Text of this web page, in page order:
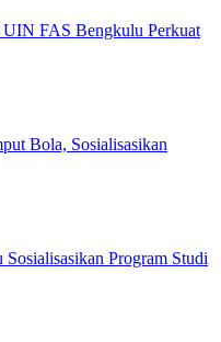
FAS Bengkulu Perkuat
Bola, Sosialisasikan
Program Studi